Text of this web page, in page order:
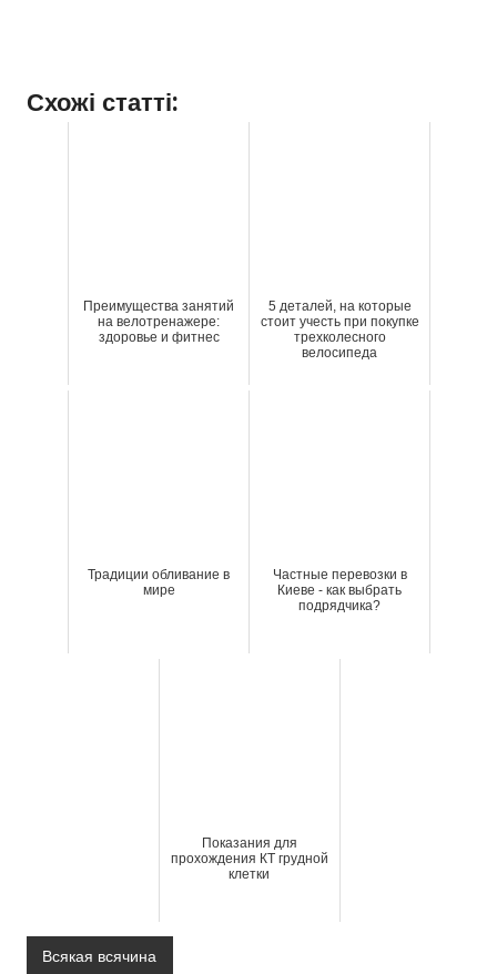
Схожі статті:
Преимущества занятий
на велотренажере:
здоровье и фитнес
5 деталей, на которые
стоит учесть при покупке
трехколесного
велосипеда
Традиции обливание в
мире
Частные перевозки в
Киеве - как выбрать
подрядчика?
Показания для
прохождения КТ грудной
клетки
Всякая всячина